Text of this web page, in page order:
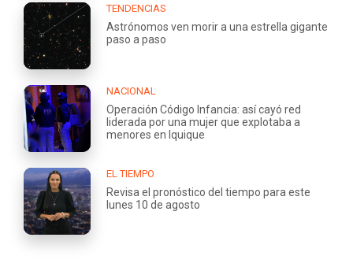
TENDENCIAS
Astrónomos ven morir a una estrella gigante
paso a paso
NACIONAL
Operación Código Infancia: así cayó red
liderada por una mujer que explotaba a
menores en Iquique
EL TIEMPO
Revisa el pronóstico del tiempo para este
lunes 10 de agosto